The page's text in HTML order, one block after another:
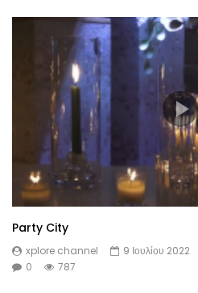
Party City
xplore channel
9 Ιουλίου 2022
0
787